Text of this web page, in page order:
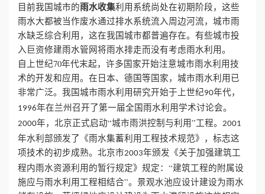
案
例
闻
讯
目前我国城市的雨水收集利用系统尚处在初期阶段，这些
雨水大都被当作废水通过排水系统流入周边河流，城市雨
水缺乏综合利用，这在我国城市都普遍存在。有些城市投
入巨资修建雨水管网将雨水排走而没有考虑雨水利用。
自上世纪70年代末起，许多国家开始注意城市雨水利用技
术的开发和应用。在日本、德国等国家，城市雨水利用已
非常广泛。我国城市雨水利用研究开始于上世纪90年代，
1996年在兰州召开了第一届全国雨水利用学术讨论会。
2000年，北京正式启动“城市雨洪控制与利用”工程。 2001
年水利部颁发了《雨水集蓄利用工程技术规范》，标志这
项技术的初步成熟。北京市2003年颁发《关于加强建筑工
程内雨水资源利用的暂行规定》规定：“建筑工程的附属设
施应与雨水利用工程相结合”。景观水池应设计建设为雨水